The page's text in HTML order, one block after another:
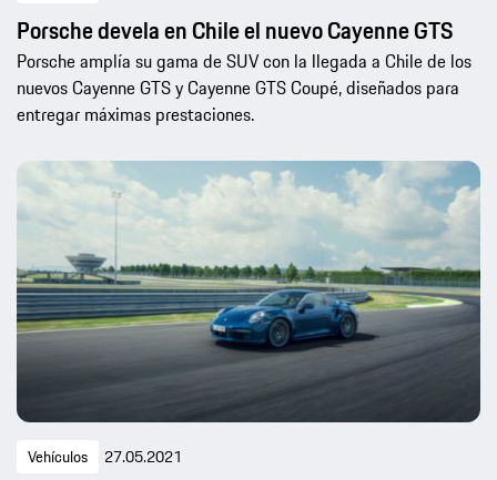
Porsche devela en Chile el nuevo Cayenne GTS
Porsche amplía su gama de SUV con la llegada a Chile de los
nuevos Cayenne GTS y Cayenne GTS Coupé, diseñados para
entregar máximas prestaciones.
Vehículos 27.05.2021